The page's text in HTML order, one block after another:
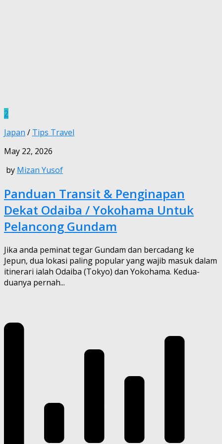
2
Japan / Tips Travel
May 22, 2026
by Mizan Yusof
Panduan Transit & Penginapan
Dekat Odaiba / Yokohama Untuk
Pelancong Gundam
Jika anda peminat tegar Gundam dan bercadang ke
Jepun, dua lokasi paling popular yang wajib masuk dalam
itinerari ialah Odaiba (Tokyo) dan Yokohama. Kedua-
duanya pernah...